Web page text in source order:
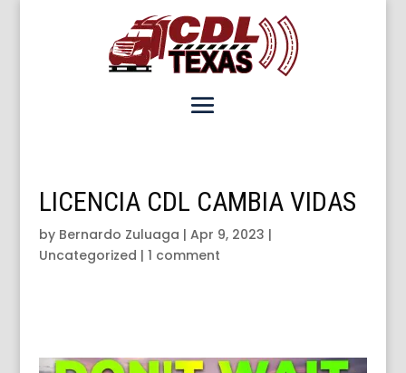
LICENCIA CDL CAMBIA VIDAS
by Bernardo Zuluaga | Apr 9, 2023 |
Uncategorized | 1 comment